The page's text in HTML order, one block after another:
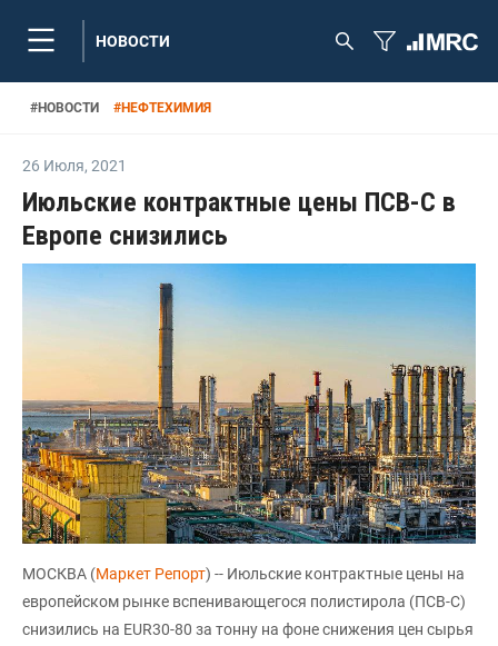
НОВОСТИ
#НОВОСТИ #НЕФТЕХИМИЯ
26 Июля, 2021
Июльские контрактные цены ПСВ-С в
Европе снизились
МОСКВА (Маркет Репорт) -- Июльские контрактные цены на
европейском рынке вспенивающегося полистирола (ПСВ-С)
снизились на EUR30-80 за тонну на фоне снижения цен сырья